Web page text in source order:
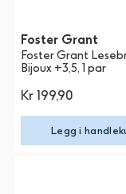
Foster Grant
Foster Grant
Bijoux +3,5, 1 par
Kr 199,90
Legg i